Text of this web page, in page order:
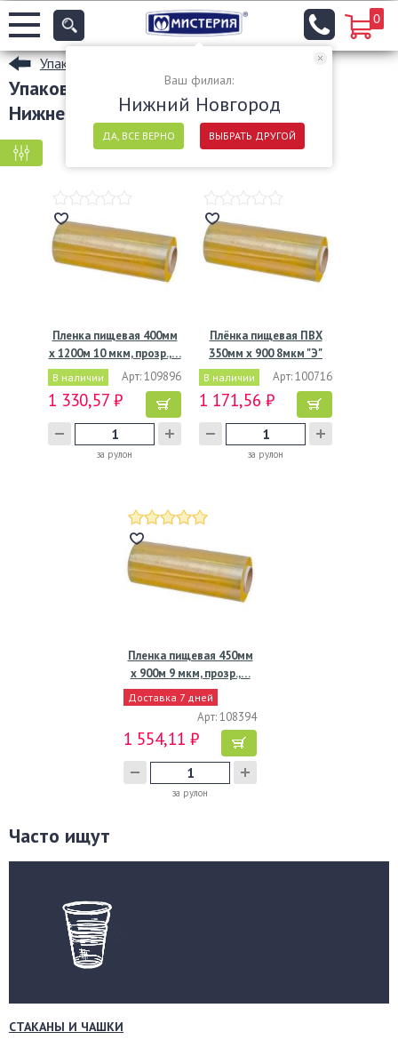
Ваш филиал:
Нижний Новгород
ДА, ВСЕ ВЕРНО ВЫБРАТЬ ДРУГОЙ
0
Упаковочные материалы
Упаковочная ПВХ пленка в рулонах в
Нижнем Новгороде
Пленка пищевая 400мм
х 1200м 10 мкм, прозр.,…
В наличии Арт: 109896
1 330,57 ₽
за рулон
Плёнка пищевая ПВХ
350мм х 900 8мкм "Э"
В наличии Арт: 100716
1 171,56 ₽
за рулон
Пленка пищевая 450мм
х 900м 9 мкм, прозр.,…
Доставка 7 дней
Арт: 108394
1 554,11 ₽
за рулон
Часто ищут
СТАКАНЫ И ЧАШКИ